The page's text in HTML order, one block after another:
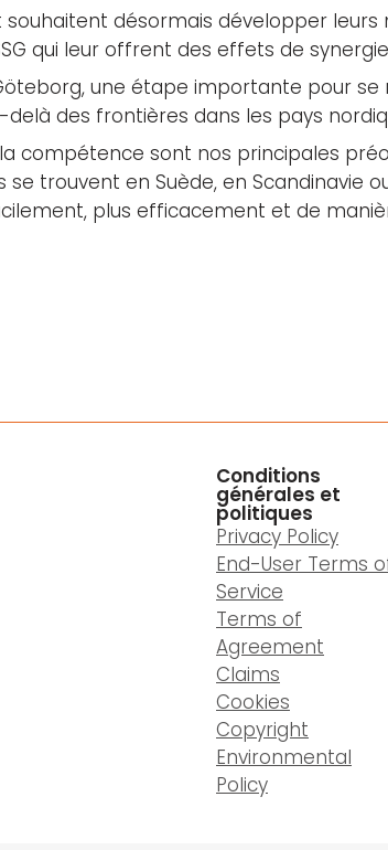
désormais développer leurs
qui leur offrent des effets de
une étape importante pour
des frontières dans les pays
compétence sont nos principales
se trouvent en Suède, en Scandinavie
plus efficacement et de
Conditions
générales et
politiques
Privacy Policy
End-User Terms
Service
Terms of
Agreement
Claims
Cookies
Copyright
Environmental
Policy